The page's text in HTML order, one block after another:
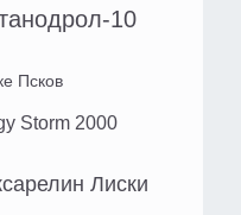
10
Псков
Storm 2000
Лиски